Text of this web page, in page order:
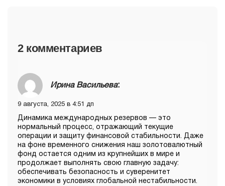
2 комментариев
Ирина Васильева:
9 августа, 2025 в 4:51 дп
Динамика международных резервов — это
нормальный процесс, отражающий текущие
операции и защиту финансовой стабильности. Даже
на фоне временного снижения наш золотовалютный
фонд остается одним из крупнейших в мире и
продолжает выполнять свою главную задачу:
обеспечивать безопасность и суверенитет
экономики в условиях глобальной нестабильности.